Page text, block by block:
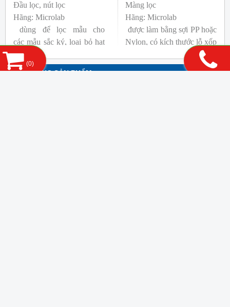
DANH MỤC SẢN PHẨM
Đầu lọc, nút lọc
Hãng: Microlab
dùng để lọc mẫu cho
các mẫu sắc ký, loại bỏ hạt
cơ bản, lọc dung dịch chứa
nhiều hạt.
Màng lọc
Hãng: Microlab
được làm bằng sợi PP hoặc
Nylon, có kích thước lỗ xốp
lớn hơn so với Màng lọc vi
lọc. Do khả năng tương
(0)